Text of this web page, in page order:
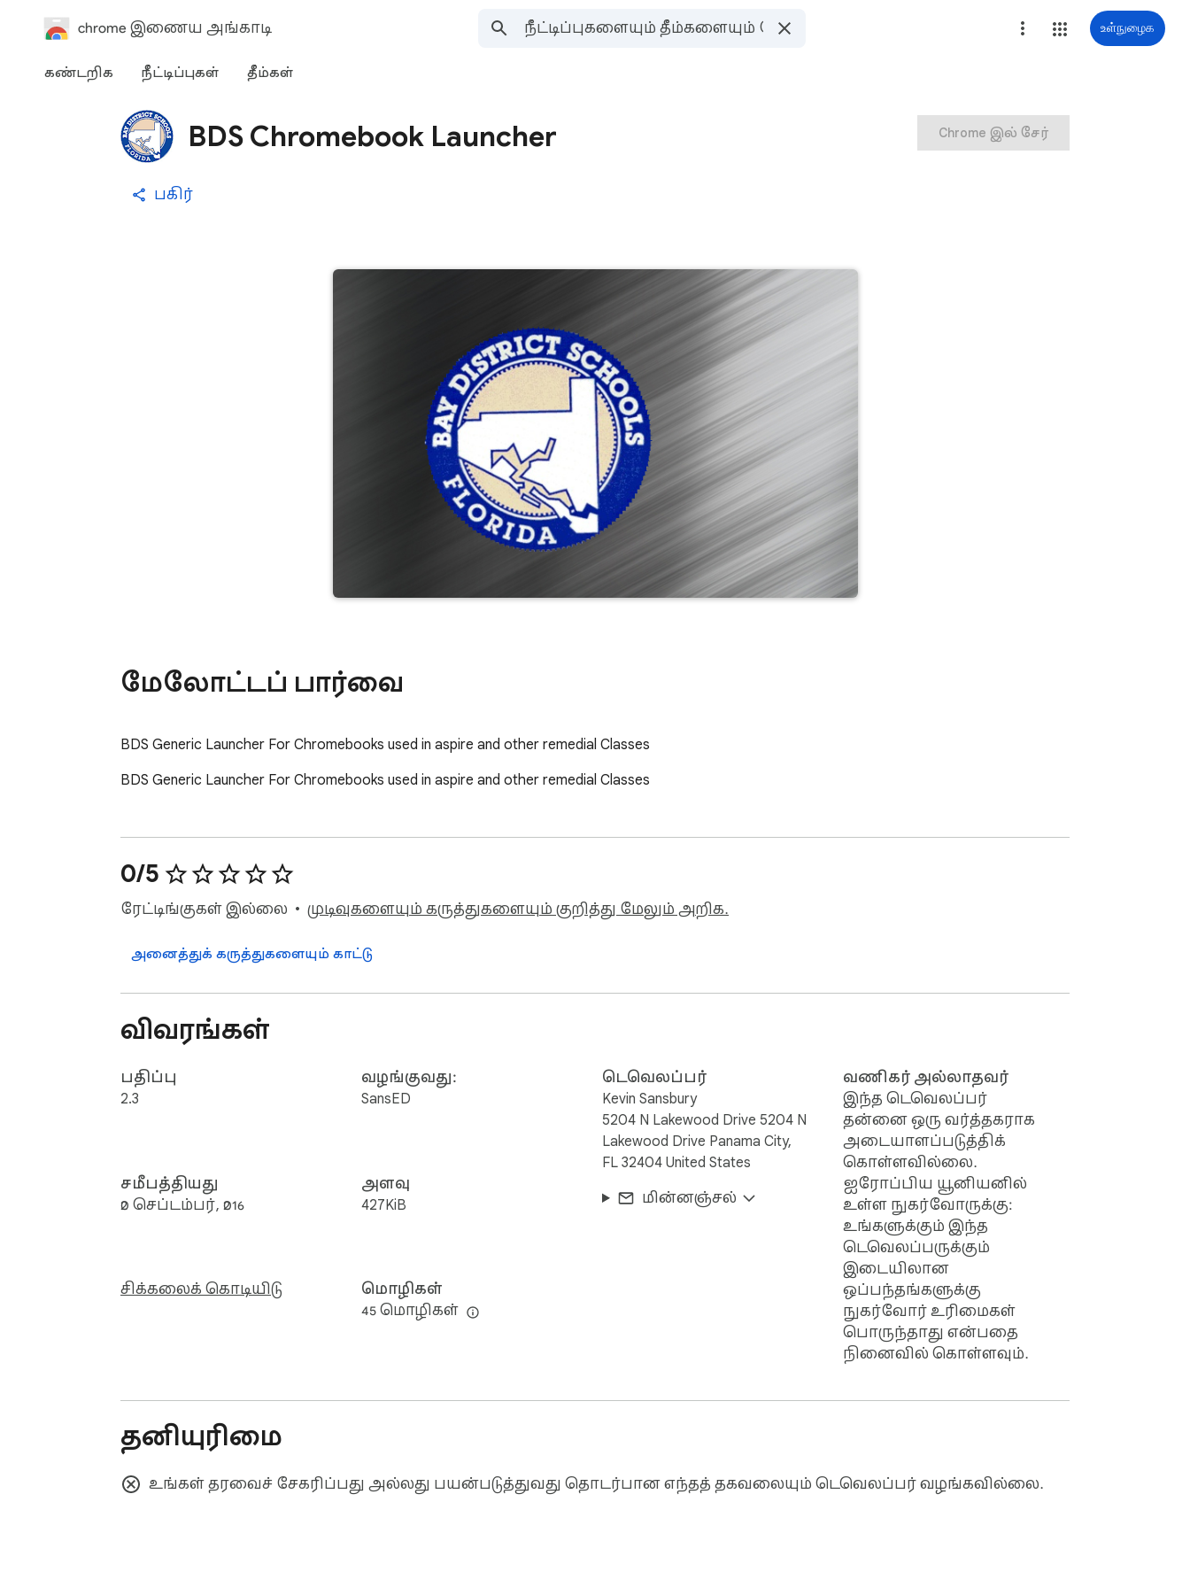
chrome இணைய அங்காடி உள்நுழைக
கண்டறிக நீட்டிப்புகள் தீம்கள்
BDS Chromebook Launcher
பகிர்
Chrome இல் சேர்
மேலோட்டப் பார்வை
BDS Generic Launcher For Chromebooks used in aspire and other remedial Classes
BDS Generic Launcher For Chromebooks used in aspire and other remedial Classes
0/5
ரேட்டிங்குகள் இல்லை முடிவுகளையும் கருத்துகளையும் குறித்து மேலும் அறிக.
அனைத்துக் கருத்துகளையும் காட்டு
விவரங்கள்
பதிப்பு
2.3
சமீபத்தியது
20 செப்டம்பர், 2016
சிக்கலைக் கொடியிடு
வழங்குவது:
SansED
அளவு
427KiB
மொழிகள்
45 மொழிகள்
டெவெலப்பர்
Kevin Sansbury
5204 N Lakewood Drive 5204 N
Lakewood Drive Panama City,
FL 32404 United States
மின்னஞ்சல்
வணிகர் அல்லாதவர்
இந்த டெவெலப்பர்
தன்னை ஒரு வர்த்தகராக
அடையாளப்படுத்திக்
கொள்ளவில்லை.
ஐரோப்பிய யூனியனில்
உள்ள நுகர்வோருக்கு:
உங்களுக்கும் இந்த
டெவெலப்பருக்கும்
இடையிலான
ஒப்பந்தங்களுக்கு
நுகர்வோர் உரிமைகள்
பொருந்தாது என்பதை
நினைவில் கொள்ளவும்.
தனியுரிமை
உங்கள் தரவைச் சேகரிப்பது அல்லது பயன்படுத்துவது தொடர்பான எந்தத் தகவலையும் டெவெலப்பர் வழங்கவில்லை.